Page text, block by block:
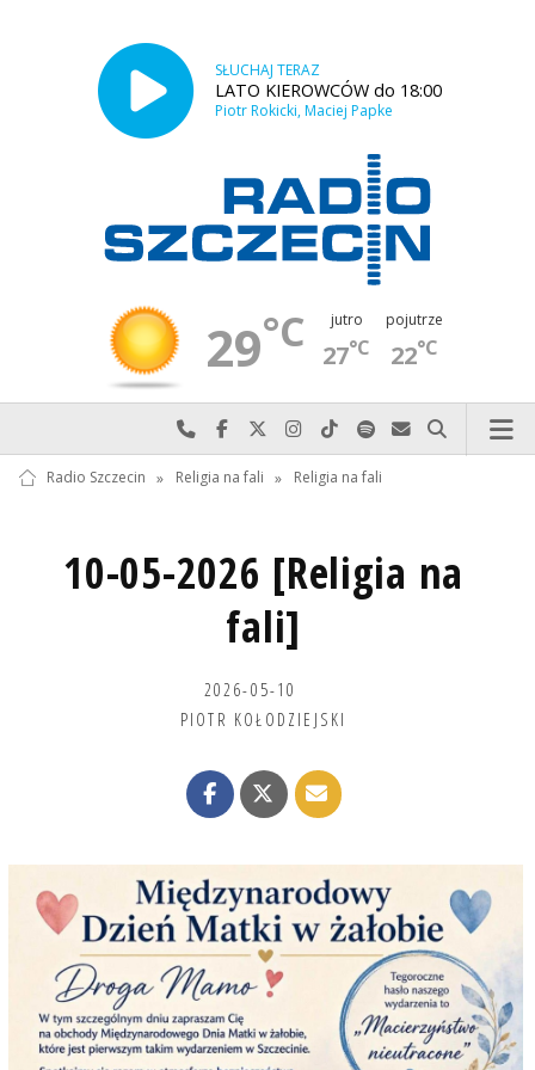
SŁUCHAJ TERAZ
LATO KIEROWCÓW do 18:00
Piotr Rokicki, Maciej Papke
29°C jutro
27°C
pojutrze
22°C
Najlepiej po prostu do nas zadzwoń
Odwiedź nas na Facebook-u
Odwiedź nas na X
Odwiedź nas na Instagram-ie
Odwiedź nas na TikTok-u
Szukaj nas na Spotify
Wyślij do nas
Szukaj
Radio Szczecin » Religia na fali » Religia na fali
10-05-2026 [Religia na
fali]
2026-05-10
PIOTR KOŁODZIEJSKI